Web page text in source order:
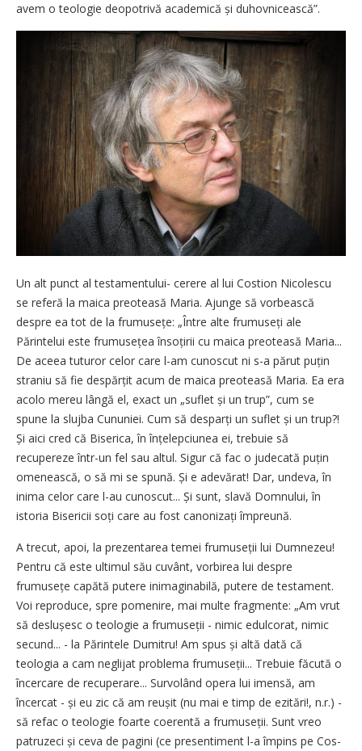
avem o teologie deopotrivă academică și duhovnicească”.
Un alt punct al testamentului- cerere al lui Costion Nicolescu
se referă la maica preoteasă Maria. Ajunge să vorbească
despre ea tot de la frumusețe: „Între alte frumu­seți ale
Părintelui este frumusețea însoțirii cu maica preoteasă Maria...
De aceea tuturor celor care l-am cunoscut ni s-a părut puțin
straniu să fie despărțit acum de maica preoteasă Maria. Ea era
acolo mereu lângă el, exact un „suflet și un trup”, cum se
spune la slujba Cununiei. Cum să desparți un suflet și un trup?!
Și aici cred că Biserica, în înțelepciunea ei, trebuie să
recupereze într-un fel sau altul. Sigur că fac o judecată puțin
omenească, o să mi se spună. Și e adevărat! Dar, undeva, în
inima celor care l-au cunoscut... Și sunt, slavă Domnului, în
istoria Bisericii soți care au fost cano­ni­zați împreună.
A trecut, apoi, la prezentarea temei frumuseții lui Dumnezeu!
Pentru că este ultimul său cuvânt, vorbirea lui despre
frumusețe capătă putere inimaginabilă, putere de testament.
Voi reproduce, spre pomenire, mai multe fragmente: „Am vrut
să deslușesc o teologie a frumuseții - nimic edulcorat, nimic
secund... - la Părintele Dumitru! Am spus și altă dată că
teologia a cam neglijat problema frumu­seții... Trebuie făcută o
încercare de recu­perare... Survolând opera lui imensă, am
încercat - și eu zic că am reușit (nu mai e timp de ezitări!, n.r.) -
să refac o teologie foarte coerentă a frumu­seții. Sunt vreo
patruzeci și ceva de pagini (ce presentiment l-a împins pe Cos­